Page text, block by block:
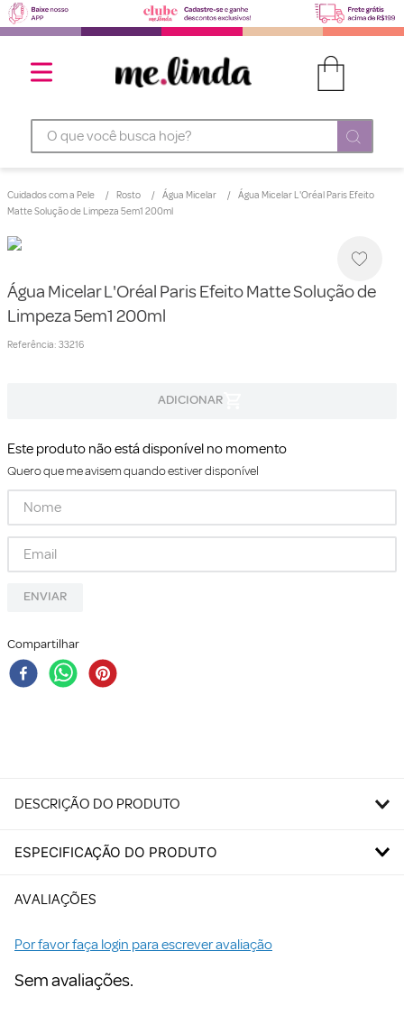
O que você busca hoje?
Cuidados com a Pele Rosto Água Micelar
Água Micelar L'Oréal Paris Efeito
Matte Solução de Limpeza 5em1 200ml
Água Micelar L'Oréal Paris Efeito Matte Solução de
Limpeza 5em1 200ml
Referência: 33216
Este produto não está disponível no momento
Quero que me avisem quando estiver disponível
ENVIAR
Compartilhar
DESCRIÇÃO DO PRODUTO
ESPECIFICAÇÃO DO PRODUTO
AVALIAÇÕES
Por favor faça login para escrever avaliação
Sem avaliações.